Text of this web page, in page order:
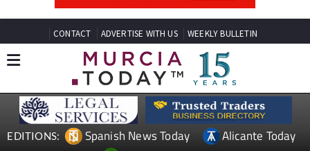
CONTACT ADVERTISE WITH US WEEKLY BULLETIN
EDITIONS: Spanish News Today
Alicante Today